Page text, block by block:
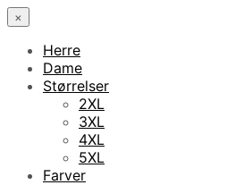
×
Herre
Dame
Størrelser
2XL
3XL
4XL
5XL
Farver